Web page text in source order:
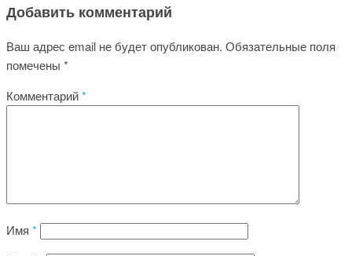
Добавить комментарий
Ваш адрес email не будет опубликован. Обязательные поля
помечены *
Комментарий*
Имя *